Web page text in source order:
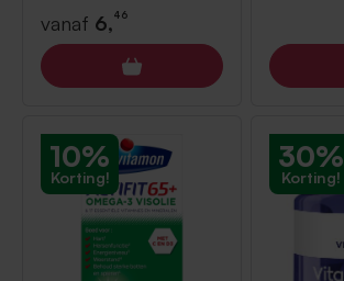
vanaf 6,46
10%
Korting!
30%
Korting!